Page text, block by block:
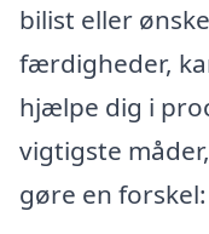
bilist eller
færdigheder,
hjælpe dig i
vigtigste
gøre en forskel: